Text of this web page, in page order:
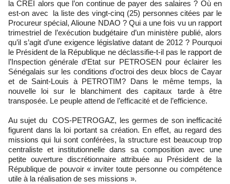
la CREI alors que l’on continue de payer des salaires ? Où en
est-on avec la liste des vingt-cinq (25) personnes citées par le
Procureur spécial, Alioune NDAO ? Qui a une fois vu un rapport
trimestriel de l’exécution budgétaire d’un ministère publié, alors
qu’il s’agit d’une exigence législative datant de 2012 ? Pourquoi
le Président de la République ne déclassifie-t-il pas le rapport de
l’Inspection générale d’Etat sur PETROSEN pour éclairer les
Sénégalais sur les conditions d’octroi des deux blocs de Cayar
et de Saint-Louis à PETROTIM? Dans le même temps, la
nouvelle loi sur le blanchiment des capitaux tarde à être
transposée. Le peuple attend de l’efficacité et de l’efficience.
Au sujet du COS-PETROGAZ, les germes de son inefficacité
figurent dans la loi portant sa création. En effet, au regard des
missions qui lui sont conférées, la structure est beaucoup trop
centraliste et institutionnelle dans sa composition avec une
petite ouverture discrétionnaire attribuée au Président de la
République de pouvoir « inviter toute personne ou compétence
utile à la réalisation de ses missions ».